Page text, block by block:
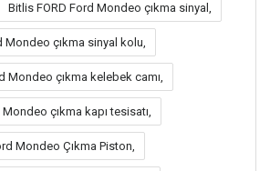
Bitlis FORD Ford Mondeo çıkma sinyal,
Mondeo çıkma sinyal kolu,
Mondeo çıkma kelebek camı,
çıkma kapı tesisatı,
Mondeo Çıkma Piston,